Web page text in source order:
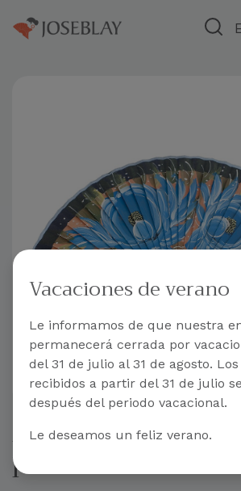
Abanico madera
pintado a mano
Vacaciones de verano
Le informamos de que nuestra
permanecerá cerrada por
del 31 de julio al 31 de agosto.
recibidos a partir del 31 de julio
después del periodo vacacional.
Le deseamos un feliz verano.